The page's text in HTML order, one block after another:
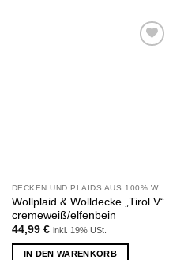
DECKEN UND PLAIDS AUS 100% WOLLE
Wollplaid & Wolldecke „Tirol V“
cremeweiß/elfenbein
44,99 € inkl. 19% USt.
IN DEN WARENKORB